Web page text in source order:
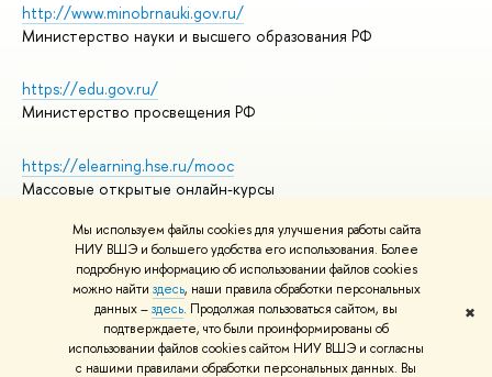
Мы используем файлы cookies для улучшения работы сайта
НИУ ВШЭ и большего удобства его использования. Более
подробную информацию об использовании файлов cookies
можно найти здесь, наши правила обработки персональных
данных –здесь. Продолжая пользоваться сайтом, вы
подтверждаете, что были проинформированы об
использовании файлов cookies сайтом НИУ ВШЭ и согласны
с нашими правилами обработки персональных данных. Вы
✖
http://www.minobrnauki.gov.ru/
Министерство науки и высшего образования РФ
https://edu.gov.ru/
Министерство просвещения РФ
https://elearning.hse.ru/mooc
Массовые открытые онлайн-курсы
© НИУ ВШЭ 1993–2026
Адреса и контакты
Условия использования материалов
Политика конфиденциальности
Правила применения рекомендательных технологий в НИУ ВШЭ